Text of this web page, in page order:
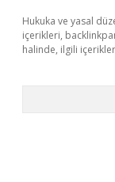
Hukuka ve yasal
içerikleri,
halinde, ilgili